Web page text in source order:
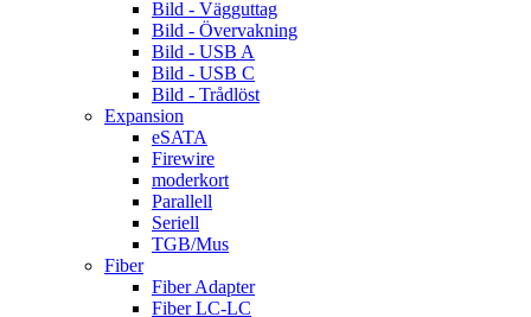
Bild - Vägguttag
Bild - Övervakning
Bild - USB A
Bild - USB C
Bild - Trådlöst
Expansion
eSATA
Firewire
moderkort
Parallell
Seriell
TGB/Mus
Fiber
Fiber Adapter
Fiber LC-LC